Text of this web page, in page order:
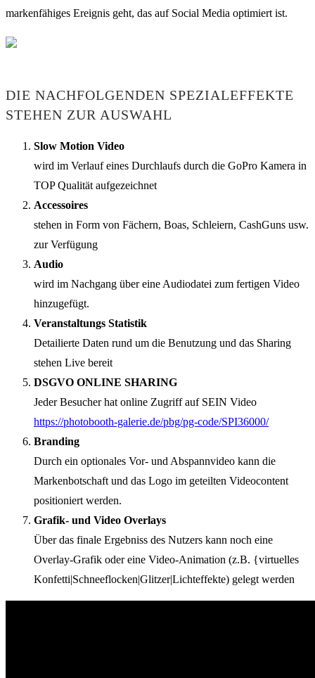
markenfähiges Ereignis geht, das auf Social Media optimiert ist.
DIE NACHFOLGENDEN SPEZIALEFFEKTE
STEHEN ZUR AUSWAHL
Slow Motion Video
wird im Verlauf eines Durchlaufs durch die GoPro Kamera in
TOP Qualität aufgezeichnet
Accessoires
stehen in Form von Fächern, Boas, Schleiern, CashGuns usw.
zur Verfügung
Audio
wird im Nachgang über eine Audiodatei zum fertigen Video
hinzugefügt.
Veranstaltungs Statistik
Detailierte Daten rund um die Benutzung und das Sharing
stehen Live bereit
DSGVO ONLINE SHARING
Jeder Besucher hat online Zugriff auf SEIN Video
https://photobooth-galerie.de/pbg/pg-code/SPI36000/
Branding
Durch ein optionales Vor- und Abspannvideo kann die
Markenbotschaft und das Logo im geteilten Videocontent
positioniert werden.
Grafik- und Video Overlays
Über das finale Ergebniss des Nutzers kann noch eine
Overlay-Grafik oder eine Video-Animation (z.B. {virtuelles
Konfetti|Schneeflocken|Glitzer|Lichteffekte) gelegt werden